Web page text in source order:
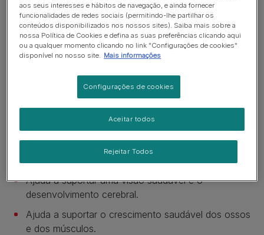
PRO PLAN Kitten | Gatinhos 1-12 meses
HEALTHY START Mousse, Rico em Frango
Sem avaliações​
Formatos disponíveis: 85g
lactantes.
Com ingredientes cuidadosamente selecionados.
Ajuda a suportar uma visão saudável e o
desenvolvimento cerebral.
Ajuda a suportar o crescimento saudável dos ossos
e dos músculos.
aos seus interesses e hábitos de navegação, e ainda fornecer
funcionalidades de redes sociais (permitindo-lhe partilhar os
conteúdos disponibilizados nos nossos sites). Saiba mais sobre a
nossa Política de Cookies e defina as suas preferências clicando aqui
ou a qualquer momento clicando no link "Configurações de cookies"
disponível no nosso site. Mais informações
Configurações de cookies
Rejeitar Todos
Aceitar todos